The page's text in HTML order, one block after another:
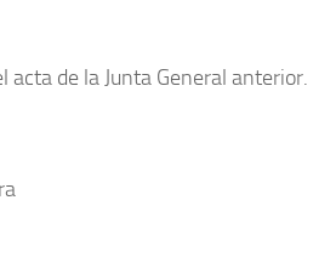
acta de la Junta General anterior.